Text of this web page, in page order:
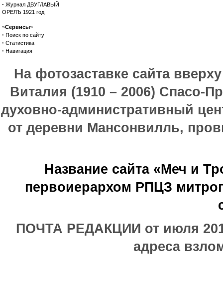
· Журнал ДВУГЛАВЫЙ
ОРЕЛЪ 1921 год
~Сервисы~
· Поиск по сайту
· Статистика
· Навигация
На фотозаставке сайта
Виталия (1910 – 2006) Спасо-
духовно-административный
от деревни Мансонвилль,
Название сайта «Меч и
первоиерархом РПЦЗ
ПОЧТА РЕДАКЦИИ от июля
адреса